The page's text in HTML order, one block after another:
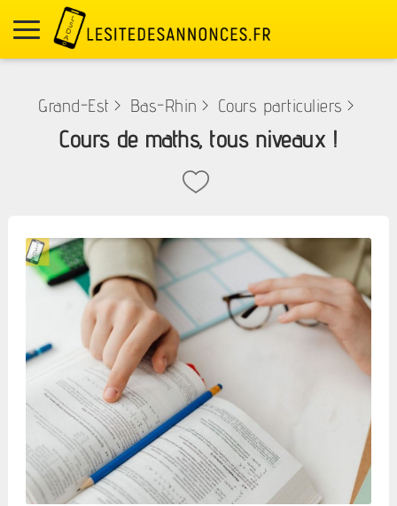
Grand-Est > Bas-Rhin > Cours particuliers >
Cours de maths, tous niveaux !